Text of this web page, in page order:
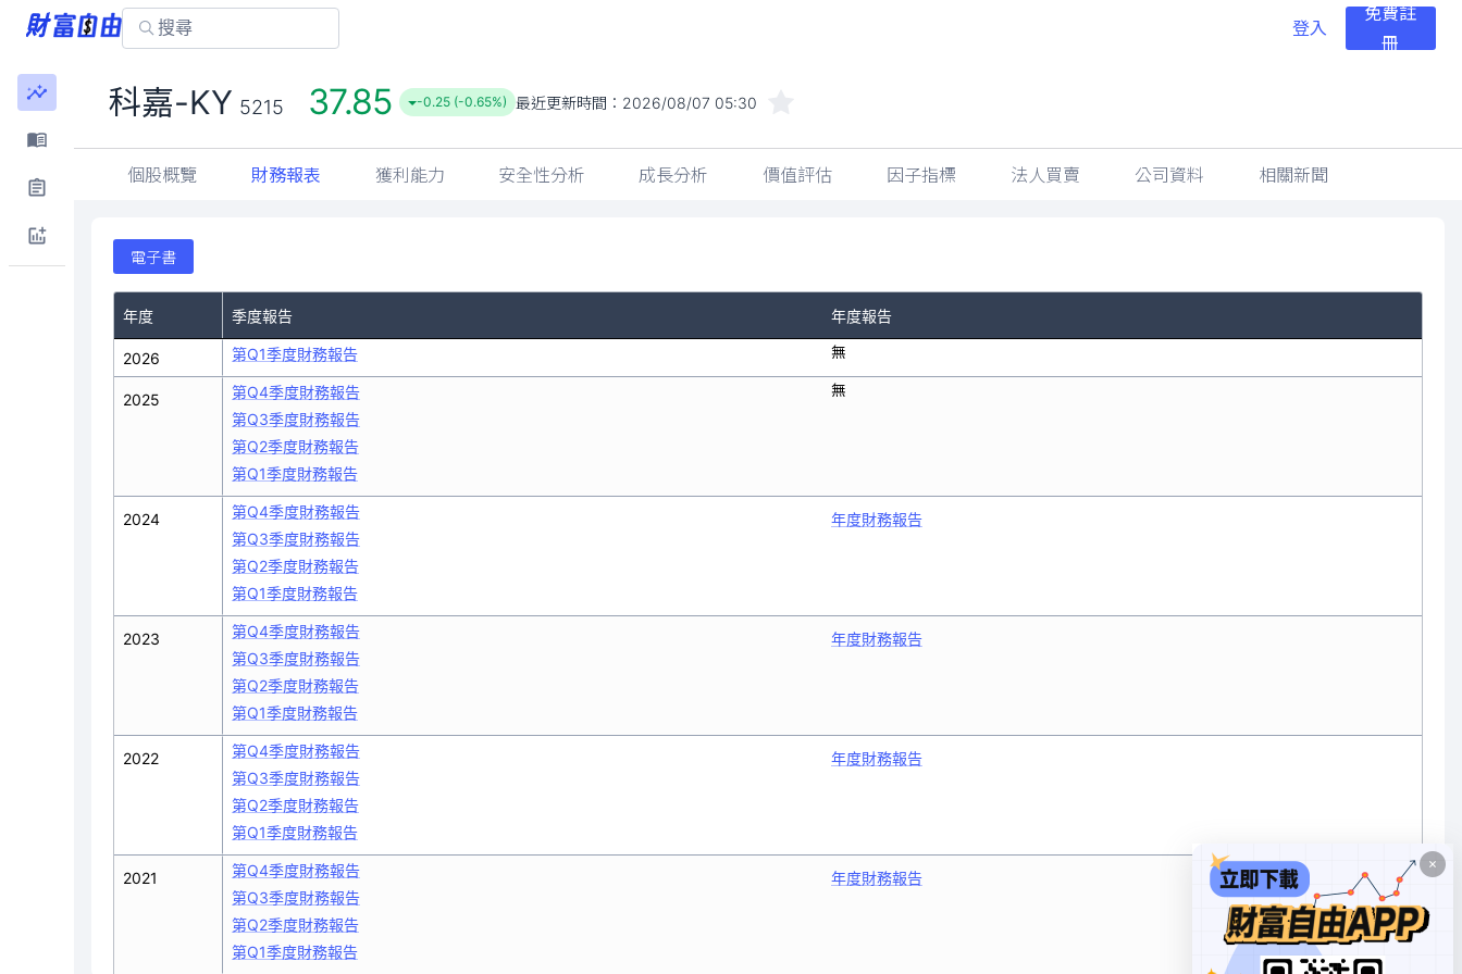
登入
免費註
冊
科嘉-KY 5215 37.85 -0.25 (-0.65%) 最近更新時間： 2026/08/07 05:30
個股概覽 財務報表 獲利能力 安全性分析 成長分析 價值評估 因子指標 法人買賣 公司資料 相關新聞
電子書
年度 季度報告 年度報告
2026
2025
2024
2023
2022
2021
第Q1季度財務報告 無
第Q4季度財務報告
第Q3季度財務報告
第Q2季度財務報告
第Q1季度財務報告
無
第Q4季度財務報告
第Q3季度財務報告
第Q2季度財務報告
第Q1季度財務報告
年度財務報告
第Q4季度財務報告
第Q3季度財務報告
第Q2季度財務報告
第Q1季度財務報告
年度財務報告
第Q4季度財務報告
第Q3季度財務報告
第Q2季度財務報告
第Q1季度財務報告
年度財務報告
第Q4季度財務報告
第Q3季度財務報告
第Q2季度財務報告
第Q1季度財務報告
年度財務報告